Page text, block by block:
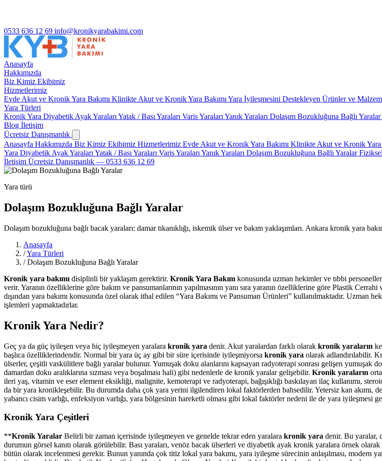
0533 636 12 69 info@kronikyarabakimi.com
Anasayfa
Hakkımızda
Biz Kimiz Ekibimiz
Hizmetlerimiz
Evde Akut ve Kronik Yara Bakımı Klinikte Akut ve Kronik Yara Bakımı Yara İyileşmesini Destekleyen Ürünler ve
Yara Türleri
Kronik Yara Diyabetik Ayak Yaraları Yatak / Bası Yaraları Varis Yaraları Yanık Yaraları Dolaşım Bozukluğuna Bağlı Yaralar
Blog İletişim
Ücretsiz Danışmanlık
Anasayfa Hakkımızda Biz Kimiz Ekibimiz Hizmetlerimiz Evde Akut ve Kronik Yara Bakımı Klinikte Akut ve Kronik Yara
Yara Diyabetik Ayak Yaraları Yatak / Bası Yaraları Varis Yaraları Yanık Yaraları Dolaşım Bozukluğuna Bağlı Yaralar
İletişim Ücretsiz Danışmanlık — 0533 636 12 69
Yara türü
Dolaşım Bozukluğuna Bağlı Yaralar
Dolaşım bozukluğuna bağlı bacak yaraları: damar tıkanıklığı, iskemik ülser ve bakım yaklaşımları. Ankara kronik yara
Anasayfa
/Yara Türleri
/ Dolaşım Bozukluğuna Bağlı Yaralar
Kronik yara bakımı disiplinli bir yaklaşım gerektirir. Kronik Yara Bakım konusunda uzman hekimler ve tıbbi
verir. Yaranın özelliklerine göre bakım ve pansumanlarının yapılmasının yanı sıra yaranın özelliklerine göre Plastik
dışından yara bakımı konusunda özel olarak ithal edilen “Yara Bakımı ve Pansuman Ürünleri” kullanılmaktadır.
işlemleri yapmaktadırlar.
Kronik Yara Nedir?
Geç ya da güç iyileşen veya hiç iyileşmeyen yaralara kronik yara denir. Akut yaralardan farklı olarak kronik yaraların
başlıca özelliklerindendir. Normal bir yara üç ay gibi bir süre içerisinde iyileşmiyorsa kronik yara olarak adlandırılabilir.
ülserler, çeşitli vaskülitlere bağlı yaralar bulunur. Yumuşak doku alanlarını kapsayan radyoterapi sonrası gelişen yumuşak
damardan doku aralıklarına sızması veya boşalması hali) gibi nedenlerle de kronik yaralar gelişebilir. Kronik yaraların
ileri yaş, vitamin ve eser element eksikliği, malignite, kemoterapi ve radyoterapi, bağışıklığı baskılayan ilaç kullanımı,
da bir yara kronikleşebilir. Bu durumda daha çok yara yerini ilgilendiren lokal faktörlerden bahsedilir. Yetersiz kan akımı,
yabancı cisim varlığı, enfeksiyon varlığı, yara bölgesinin hareketli olması gibi lokal faktörler nedeni ile de yara iyileşmesi
Kronik Yara Çeşitleri
**Kronik Yaralar Belirli bir zaman içerisinde iyileşmeyen ve genelde tekrar eden yaralara kronik yara denir. Bu yaralar,
durumun görsel kanıtı olarak görülebilir. Bası yaraları, venöz bacak ülserleri ve diyabetik ayak kronik yaralara örnek
bütün olarak incelenmesi gerekir. Bunun yanında çok titiz lokal yara bakımı, yara iyileşme sürecinin anlaşılması,